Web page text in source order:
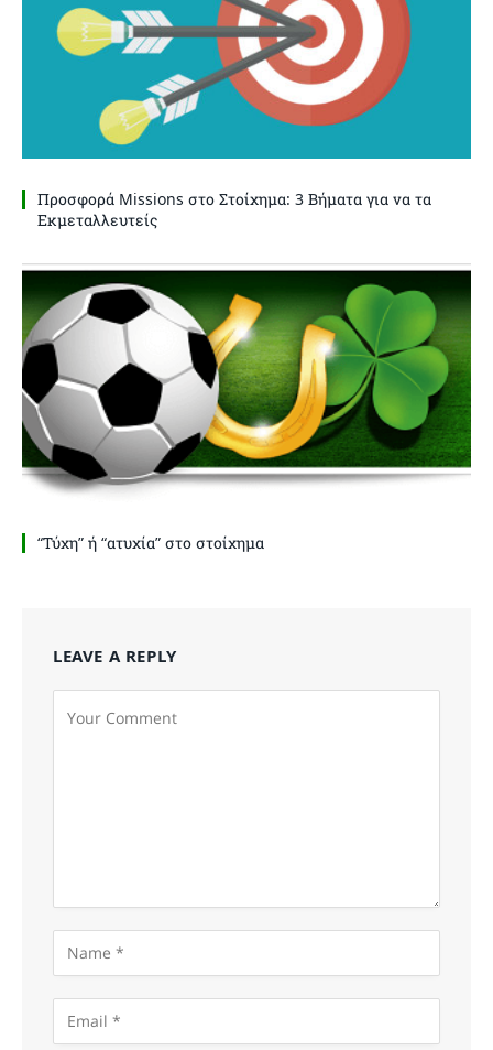
Προσφορά Missions στο Στοίχημα: 3 Βήματα για να τα
Εκμεταλλευτείς
“Τύχη” ή “ατυχία” στο στοίχημα
LEAVE A REPLY